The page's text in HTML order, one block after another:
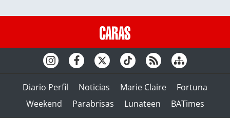
Diario Perfil Noticias Marie Claire
Fortuna
Weekend
Parabrisas Lunateen BATimes